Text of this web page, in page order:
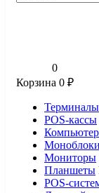
0
Корзина 0 ₽
Терминалы
POS-кассы
Моноблоки
Мониторы
Планшеты
POS-